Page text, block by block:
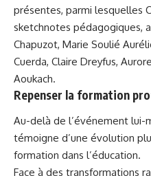
présentes, parmi lesquelles
sketchnotes pédagogiques,
Chapuzot, Marie Soulié
Cuerda, Claire Dreyfus,
Aoukach.
Repenser la formation
Au-delà de l’événement
témoigne d’une évolution
formation dans l’éducation.
Face à des transformations